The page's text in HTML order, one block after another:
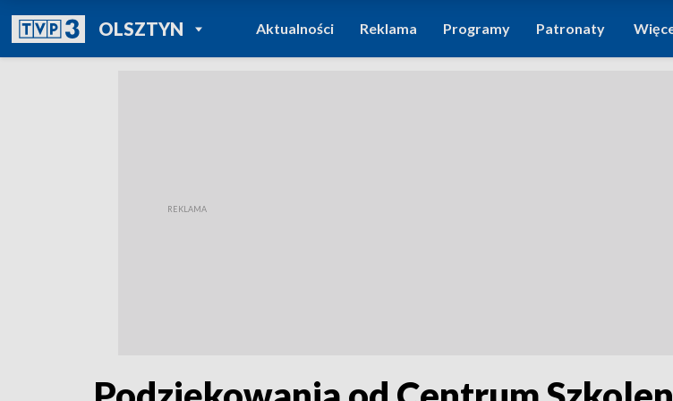
OLSZTYNPOWRÓT DO
TVP REGIONY
Aktualności Reklama Programy Patronaty